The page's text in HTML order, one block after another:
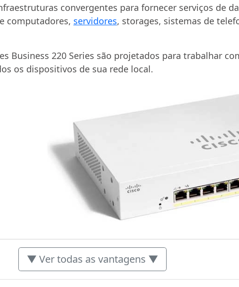
convergentes para fornecer serviços de
computadores, servidores, storages, sistemas de
Business 220 Series são projetados para trabalhar
os dispositivos de sua rede local.
▼ Ver todas as vantagens ▼